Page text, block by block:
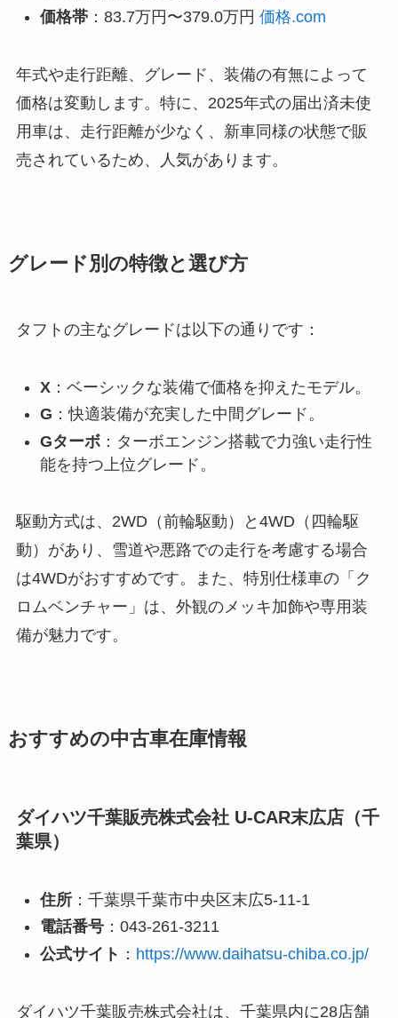
価格帯：83.7万円〜379.0万円 価格.com
年式や走行距離、グレード、装備の有無によって
価格は変動します。特に、2025年式の届出済未使
用車は、走行距離が少なく、新車同様の状態で販
売されているため、人気があります。
グレード別の特徴と選び方
タフトの主なグレードは以下の通りです：
X：ベーシックな装備で価格を抑えたモデル。
G ：快適装備が充実した中間グレード。
Gターボ：ターボエンジン搭載で力強い走行性
能を持つ上位グレード。
駆動方式は、2WD（前輪駆動）と4WD（四輪駆
動）があり、雪道や悪路での走行を考慮する場合
は4WDがおすすめです。また、特別仕様車の「ク
ロムベンチャー」は、外観のメッキ加飾や専用装
備が魅力です。
おすすめの中古車在庫情報
ダイハツ千葉販売株式会社 U-CAR末広店（千
葉県）
住所：千葉県千葉市中央区末広5-11-1
電話番号：043-261-3211
公式サイト ： https://www.daihatsu-chiba.co.jp/
ダイハツ千葉販売株式会社は、千葉県内に28店舗